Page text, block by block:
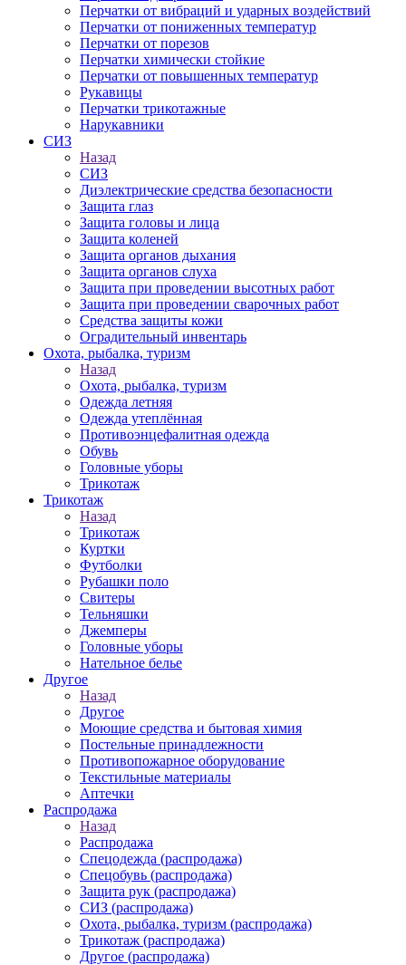
Перчатки от вибраций и ударных воздействий
Перчатки от пониженных температур
Перчатки от порезов
Перчатки химически стойкие
Перчатки от повышенных температур
Рукавицы
Перчатки трикотажные
Нарукавники
СИЗ
Назад
СИЗ
Диэлектрические средства безопасности
Защита глаз
Защита головы и лица
Защита коленей
Защита органов дыхания
Защита органов слуха
Защита при проведении высотных работ
Защита при проведении сварочных работ
Средства защиты кожи
Оградительный инвентарь
Охота, рыбалка, туризм
Назад
Охота, рыбалка, туризм
Одежда летняя
Одежда утеплённая
Противоэнцефалитная одежда
Обувь
Головные уборы
Трикотаж
Трикотаж
Назад
Трикотаж
Куртки
Футболки
Рубашки поло
Свитеры
Тельняшки
Джемперы
Головные уборы
Нательное белье
Другое
Назад
Другое
Моющие средства и бытовая химия
Постельные принадлежности
Противопожарное оборудование
Текстильные материалы
Аптечки
Распродажа
Назад
Распродажа
Спецодежда (распродажа)
Спецобувь (распродажа)
Защита рук (распродажа)
СИЗ (распродажа)
Охота, рыбалка, туризм (распродажа)
Трикотаж (распродажа)
Другое (распродажа)